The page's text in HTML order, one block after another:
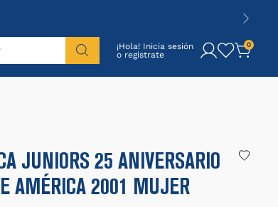
¡Hola! Inicia sesión 0
JUNIORS 25 ANIVERSARIO
AMÉRICA 2001 MUJER